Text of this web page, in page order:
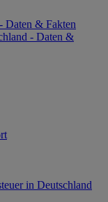
Daten & Fakten
- Daten &
in Deutschland